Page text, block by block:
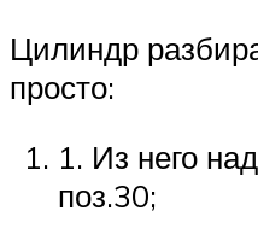
Цилиндр
просто:
1. Из него
поз.30;